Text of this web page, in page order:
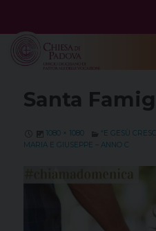
content
Santa
1080 × 1080
“E GESÙ
MARIA E GIUSEPPE – ANNO C